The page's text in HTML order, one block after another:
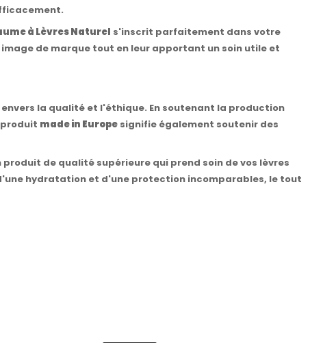
à Lèvres Naturel s'inscrit parfaitement dans votre
de marque tout en leur apportant un soin utile et
la qualité et l'éthique. En soutenant la production
made in Europe signifie également soutenir des
de qualité supérieure qui prend soin de vos lèvres
hydratation et d'une protection incomparables, le tout